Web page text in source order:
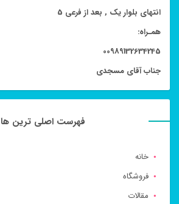
انتهای بلوار یک , بعد از فرعی 5
همـراه:
00989132634245
جناب آقای مسجدی
فهرست اصلی ترین ها
خانه
فروشگاه
مقالات